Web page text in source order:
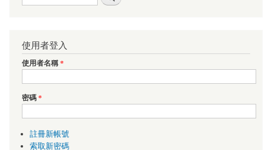
使用者登入
使用者名稱*
密碼*
註冊新帳號
索取新密碼